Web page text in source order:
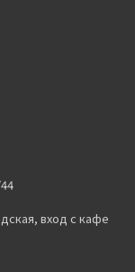
вход с кафе